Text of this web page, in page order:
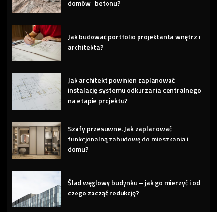
domów i betonu?
Jak budować portfolio projektanta wnętrz i
architekta?
Jak architekt powinien zaplanować
instalację systemu odkurzania centralnego
na etapie projektu?
Szafy przesuwne. Jak zaplanować
funkcjonalną zabudowę do mieszkania i
domu?
Ślad węglowy budynku – jak go mierzyć i od
czego zacząć redukcję?